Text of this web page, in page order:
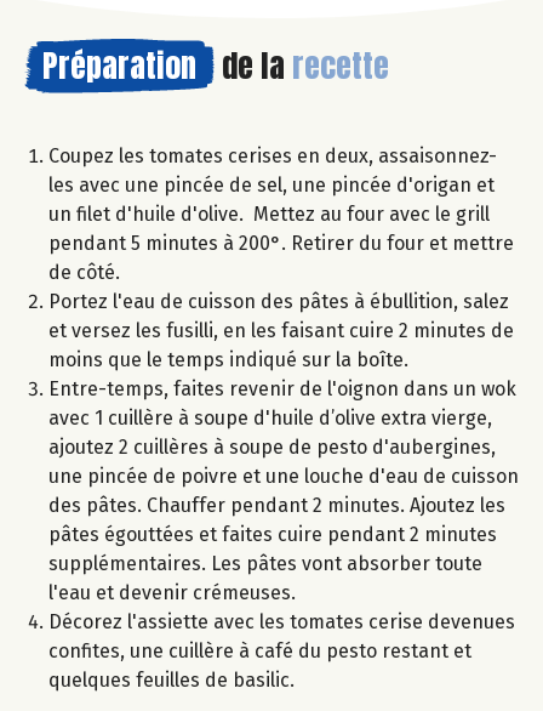
Préparation de la recette
Coupez les tomates cerises en deux, assaisonnez-
les avec une pincée de sel, une pincée d'origan et
un filet d'huile d'olive. Mettez au four avec le grill
pendant 5 minutes à 200°. Retirer du four et mettre
de côté.
Portez l'eau de cuisson des pâtes à ébullition, salez
et versez les fusilli, en les faisant cuire 2 minutes de
moins que le temps indiqué sur la boîte.
Entre-temps, faites revenir de l'oignon dans un wok
avec 1 cuillère à soupe d'huile d’olive extra vierge,
ajoutez 2 cuillères à soupe de pesto d'aubergines,
une pincée de poivre et une louche d'eau de cuisson
des pâtes. Chauffer pendant 2 minutes. Ajoutez les
pâtes égouttées et faites cuire pendant 2 minutes
supplémentaires. Les pâtes vont absorber toute
l'eau et devenir crémeuses.
Décorez l'assiette avec les tomates cerise devenues
confites, une cuillère à café du pesto restant et
quelques feuilles de basilic.